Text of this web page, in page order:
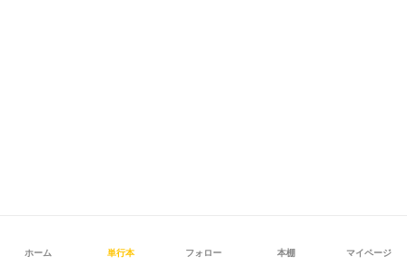
ホーム 単行本 フォロー 本棚 マイページ